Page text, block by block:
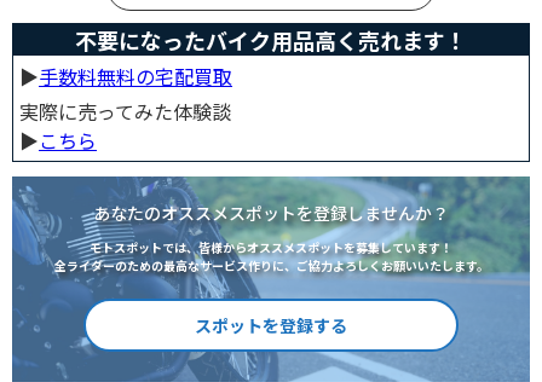
不要になったバイク用品高く売れます！
▶︎手数料無料の宅配買取
実際に売ってみた体験談
▶︎こちら
あなたのオススメスポットを登録しませんか？
モトスポットでは、皆様からオススメスポットを募集しています！
全ライダーのための最高なサービス作りに、ご協力よろしくお願いいたします。
スポットを登録する